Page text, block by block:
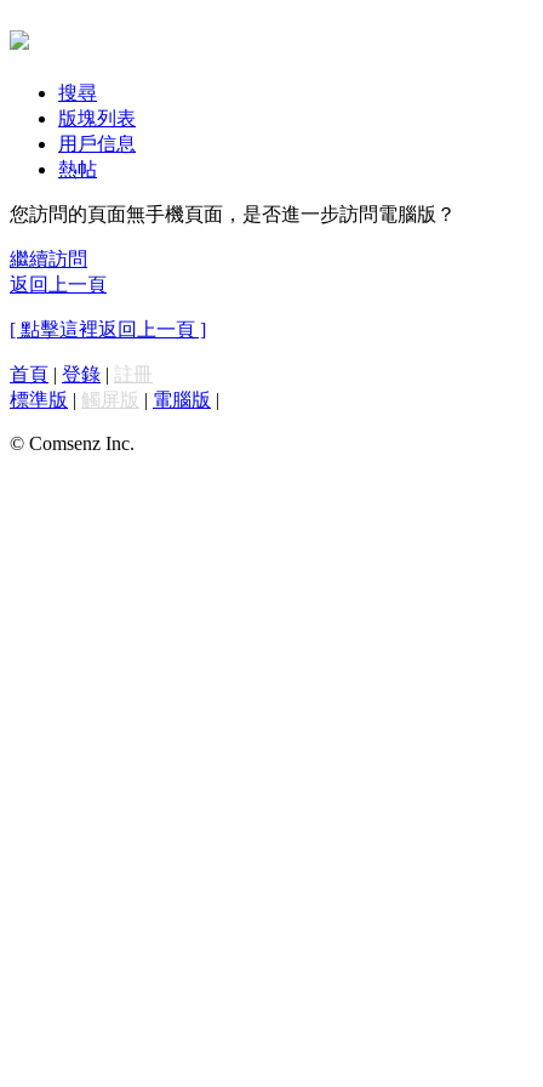
搜尋
版塊列表
用戶信息
熱帖
您訪問的頁面無手機頁面，是否進一步訪問電腦版？
繼續訪問
返回上一頁
[ 點擊這裡返回上一頁 ]
首頁 | 登錄 | 註冊
標準版 | 觸屏版 | 電腦版 |
© Comsenz Inc.